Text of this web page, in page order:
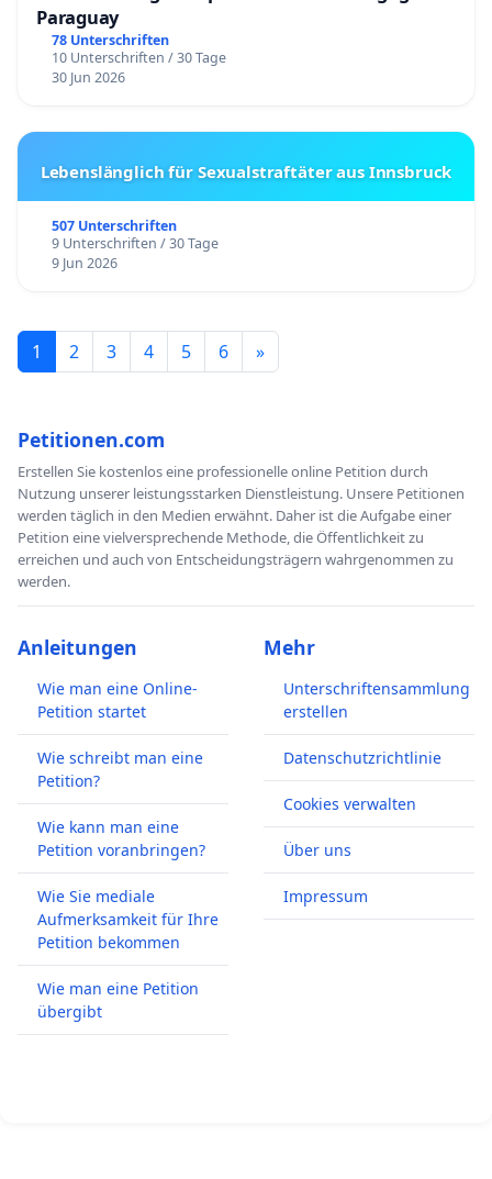
Paraguay
78 Unterschriften
10 Unterschriften / 30 Tage
30 Jun 2026
Lebenslänglich für Sexualstraftäter aus Innsbruck
507 Unterschriften
9 Unterschriften / 30 Tage
9 Jun 2026
1 2 3 4 5 6 »
Petitionen.com
Erstellen Sie kostenlos eine professionelle online Petition durch
Nutzung unserer leistungsstarken Dienstleistung. Unsere Petitionen
werden täglich in den Medien erwähnt. Daher ist die Aufgabe einer
Petition eine vielversprechende Methode, die Öffentlichkeit zu
erreichen und auch von Entscheidungsträgern wahrgenommen zu
werden.
Anleitungen
Wie man eine Online-
Petition startet
Wie schreibt man eine
Petition?
Wie kann man eine
Petition voranbringen?
Wie Sie mediale
Aufmerksamkeit für Ihre
Petition bekommen
Wie man eine Petition
übergibt
Mehr
Unterschriftensammlung
erstellen
Datenschutzrichtlinie
Cookies verwalten
Über uns
Impressum